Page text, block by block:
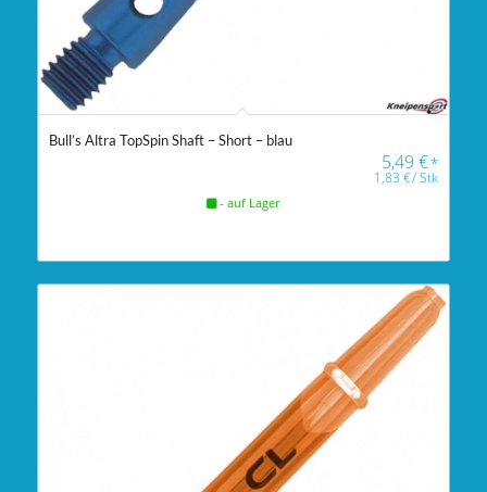
Bull’s Altra TopSpin Shaft – Short – blau
5,49€*
1,83€/Stk
- auf Lager